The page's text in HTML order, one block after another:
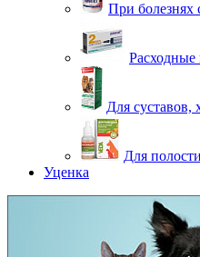
При болезнях
Расходные
Для суставов,
Для
Уценка